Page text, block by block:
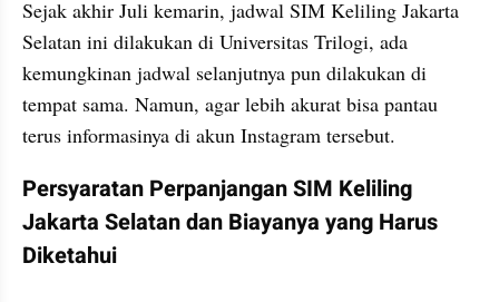
Sejak akhir Juli kemarin, jadwal SIM Keliling Jakarta
Selatan ini dilakukan di Universitas Trilogi, ada
kemungkinan jadwal selanjutnya pun dilakukan di
tempat sama. Namun, agar lebih akurat bisa pantau
terus informasinya di akun Instagram tersebut.
Persyaratan Perpanjangan SIM Keliling
Jakarta Selatan dan Biayanya yang Harus
Diketahui